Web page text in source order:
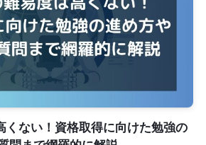
くない！資格取得に向けた勉強の